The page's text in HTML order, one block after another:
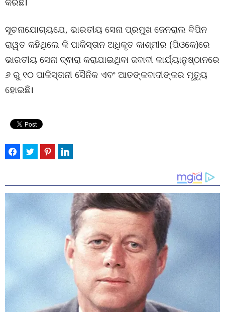
ସୂଚନାଯୋଗ୍ୟଯେ, ଭାରତୀୟ ସେନା ପ୍ରମୁଖ ଜେନରାଲ ବିପିନ
ରାୱତ କହିଥିଲେ କି ପାକିସ୍ତାନ ଅଧିକୃତ କାଶ୍ମୀର (ପିଓକେ)ରେ
ଭାରତୀୟ ସେନା ଦ୍ଵାରା କରାଯାଇଥିବା ଜବାବୀ କାର୍ଯ୍ୟାନୁଷ୍ଠାନରେ
୬ ରୁ ୧୦ ପାକିସ୍ତାନୀ ସୈନିକ ଏବଂ ଆତଙ୍କବାଦୀଙ୍କର ମୃତ୍ୟୁ
ହୋଇଛି।